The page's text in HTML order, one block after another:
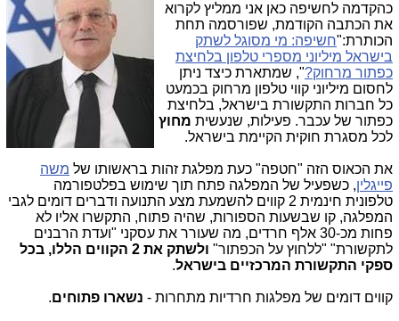
כהקדמה לחשיפה כאן אני ממליץ לקרוא
את הכתבה הקודמת, שפורסמה תחת
הכותרת:"חשיפה: מי מסוגל לשתק
בישראל מיליוני מספרי טלפון בלחיצת
כפתור מרחוק?", שמתארת כיצד ניתן
לחסום מיליוני קווי טלפון מרחוק בכמעט
כל חברות התקשורת בישראל, בלחיצת
כפתור של עכבר. פעילות, שנעשית מחוץ
לכל מסגרת חוקית הקיימת בישראל.
את הכאוס הזה "חטפה" כעת מפלגת זהות בראשותו של משה
פייגלין, כשפעיל של המפלגה פתח תוך שימוש בפלטפורמה
טלפונית חינמית 2 קווים להשמעת מצע התנועה ודברים דומים לגבי
המפלגה, קו שבשעות הספורות, שהיה פתוח, התקשרו אליו לא
פחות מכ-30 אלף חרדים, מה שעורר את עסקני "ועדת הרבנים
לתקשורת" "ללחוץ על הכפתור"
ולשתק את 2 הקווים הללו, בכל
ספקי התקשורת המרכזיים בישראל.
קווים דומים של מפלגות חרדיות מתחרות - נשארו פתוחים.